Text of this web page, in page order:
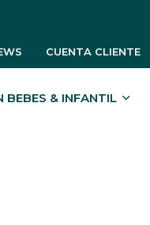
CUENTA CLIENTE
BEBES & INFANTIL